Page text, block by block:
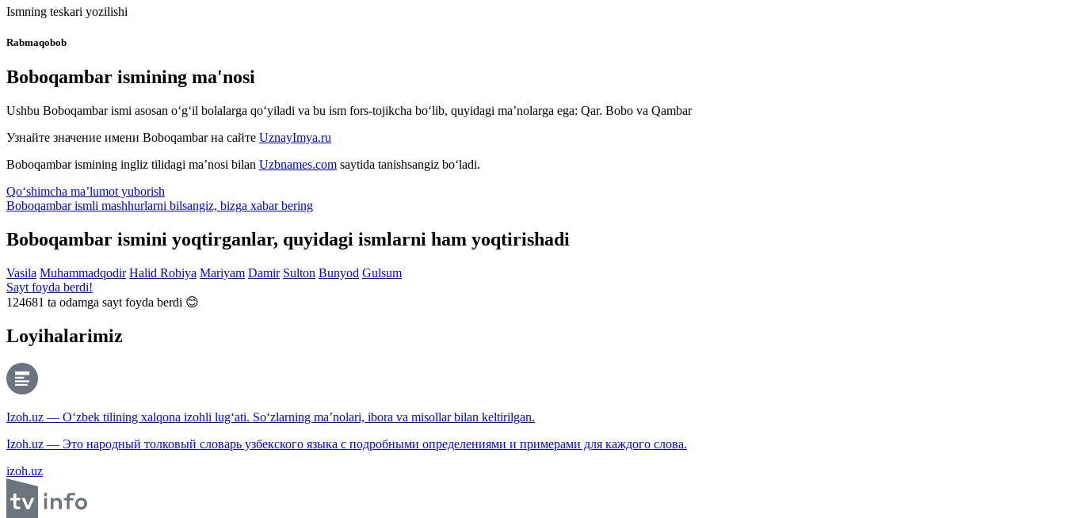
Ismning teskari yozilishi
Rabmaqobob
Boboqambar ismining ma'nosi
Ushbu Boboqambar ismi asosan o‘g‘il bolalarga qo‘yiladi va bu ism fors-tojikcha bo‘lib, quyidagi ma’nolarga ega: Qar. Bobo va Qambar
Узнайте значение имени Boboqambarна сайте UznayImya.ru
Boboqambarismining ingliz tilidagi ma’nosi bilan Uzbnames.com saytida tanishsangiz bo‘ladi.
Qo‘shimcha ma’lumot yuborish
Boboqambar ismli mashhurlarni bilsangiz, bizga xabar bering
Boboqambar ismini yoqtirganlar, quyidagi ismlarni ham yoqtirishadi
Vasila Muhammadqodir Halid Robiya Mariyam Damir Sulton Bunyod Gulsum
Sayt foyda berdi!
124681 ta odamga sayt foyda berdi 😊
Loyihalarimiz
Izoh.uz — O‘zbek tilining xalqona izohli lug‘ati. So‘zlarning ma’nolari, ibora va misollar bilan keltirilgan.
Izoh.uz — Это народный толковый словарь узбекского языка с подробными определениями и примерами для каждого слова.
izoh.uz